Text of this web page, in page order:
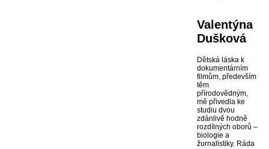
Valentýna
Dušková
Dětská láska k
dokumentárním
filmům, především
těm
přírodovědným,
mě přivedla ke
studiu dvou
zdánlivě hodně
rozdílných oborů –
biologie a
žurnalistiky. Ráda